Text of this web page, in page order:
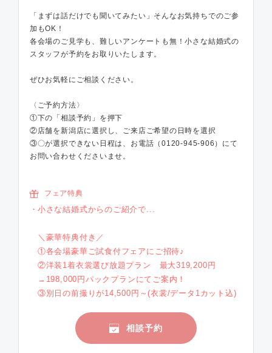
「まずは話だけでも聞いてみたい」そんなお気持ちでのご参
加もOK！
各会場のご見学も、難しいアンケートも無！小さな結婚式の
スタッフが予約をお取りいたします。
ぜひお気軽にご相談ください。
〈ご予約方法〉
①下の「相談予約」を押下
②店舗を新潟店に選択し、ご来店ご希望の日時を選択
③〇が選択できない日程は、お電話（0120-945-906）にて
お問い合わせくださいませ。
フェア特典
小さな結婚式からのご紹介で...
＼豪華特典付き／
①各会場豪華ご試食付フェアにご招待♪
②洋装1着衣裳選び放題プラン 最大319,200円
→198,000円パックプランにてご案内！
③別日の前撮りが14,500円～(衣裳/データ1カット込)
相談予約